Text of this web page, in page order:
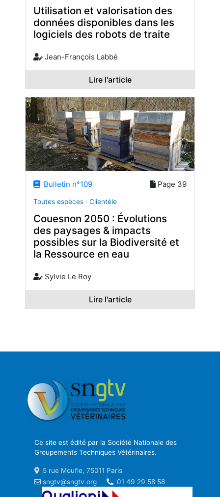
Utilisation et valorisation des
données disponibles dans les
logiciels des robots de traite
Jean-François Labbé
Lire l'article
Bulletin n°109 Page 39
Toutes espèces · Clientèle
Couesnon 2050 : Évolutions
des paysages & impacts
possibles sur la Biodiversité et
la Ressource en eau
Sylvie Le Roy
Lire l'article
Ce site est édité par la Société Nationale des
Groupements Techniques Vétérinaires.
5 rue Moufle, 75011 Paris
sngtv@sngtv.org
01 49 29 58 58